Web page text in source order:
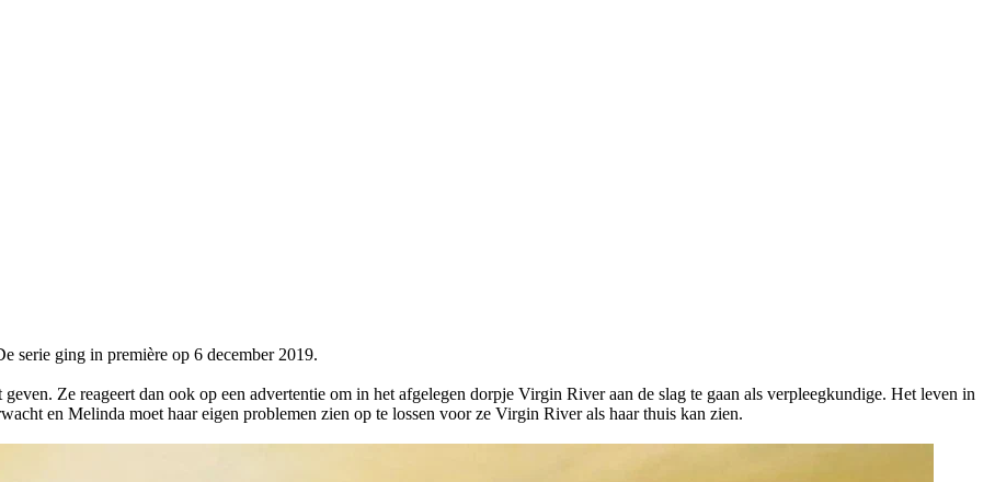
serie ging in première op 6 december 2019.
Ze reageert dan ook op een advertentie om in het afgelegen dorpje Virgin River aan de slag te gaan als verpleegkundige. Het leven in
en Melinda moet haar eigen problemen zien op te lossen voor ze Virgin River als haar thuis kan zien.